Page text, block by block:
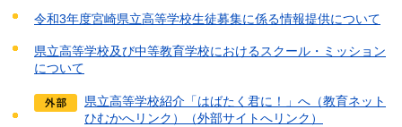
令和3年度宮崎県立高等学校生徒募集に係る情報提供について
県立高等学校及び中等教育学校におけるスクール・ミッション
について
県立高等学校紹介「はばたく君に！」へ（教育ネット
ひむかへリンク）（外部サイトへリンク）